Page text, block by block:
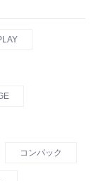
コンパック